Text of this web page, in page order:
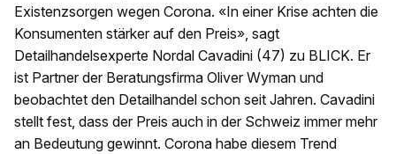
Existenzsorgen wegen Corona. «In einer Krise achten die
Konsumenten stärker auf den Preis», sagt
Detailhandelsexperte Nordal Cavadini (47) zu BLICK. Er
ist Partner der Beratungsfirma Oliver Wyman und
beobachtet den Detailhandel schon seit Jahren. Cavadini
stellt fest, dass der Preis auch in der Schweiz immer mehr
an Bedeutung gewinnt. Corona habe diesem Trend